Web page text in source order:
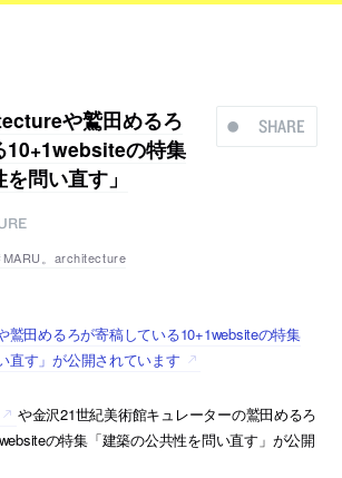
SHARE
や鷲田めるろ
10+1websiteの特集
問い直す」
MARU。architecture
鷲田めるろが寄稿している10+1websiteの特集
直す」が公開されています
や金沢21世紀美術館キュレーターの鷲田めるろ
の特集「建築の公共性を問い直す」が公開